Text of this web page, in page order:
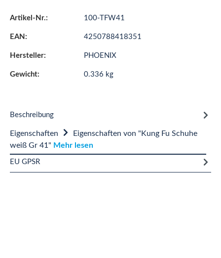
Artikel-Nr.: 100-TFW41
EAN: 4250788418351
Hersteller: PHOENIX
Gewicht: 0.336 kg
Beschreibung
Eigenschaften
Eigenschaften von "Kung Fu Schuhe
weiß Gr 41" Mehr lesen
EU GPSR